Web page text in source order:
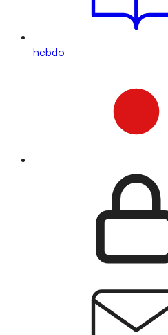
hebdo